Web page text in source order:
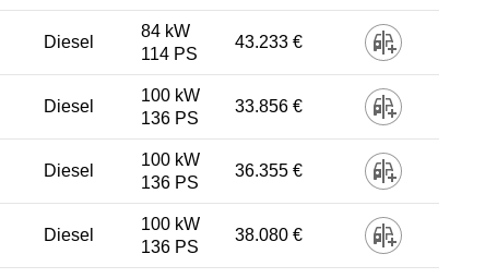
Diesel
84 kW
114 PS
43.233 €
Diesel
100 kW
136 PS
33.856 €
Diesel
100 kW
136 PS
36.355 €
Diesel
100 kW
136 PS
38.080 €